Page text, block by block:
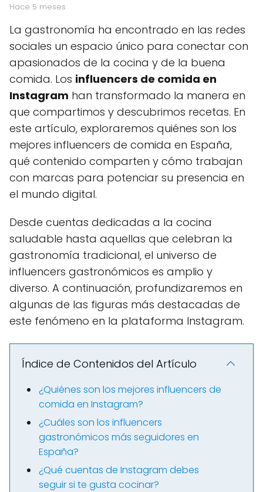
hace 5 meses
La gastronomía ha encontrado en las redes
sociales un espacio único para conectar con
apasionados de la cocina y de la buena
comida. Los influencers de comida en
Instagram han transformado la manera en
que compartimos y descubrimos recetas. En
este artículo, exploraremos quiénes son los
mejores influencers de comida en España,
qué contenido comparten y cómo trabajan
con marcas para potenciar su presencia en
el mundo digital.
Desde cuentas dedicadas a la cocina
saludable hasta aquellas que celebran la
gastronomía tradicional, el universo de
influencers gastronómicos es amplio y
diverso. A continuación, profundizaremos en
algunas de las figuras más destacadas de
este fenómeno en la plataforma Instagram.
Índice de Contenidos del Artículo
¿Quiénes son los mejores influencers de
comida en Instagram?
¿Cuáles son los influencers
gastronómicos más seguidores en
España?
¿Qué cuentas de Instagram debes
seguir si te gusta cocinar?